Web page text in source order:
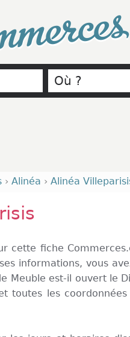
› Alinéa › Alinéa
cette fiche
informations, vous
Meuble est-il ouvert le
toutes les